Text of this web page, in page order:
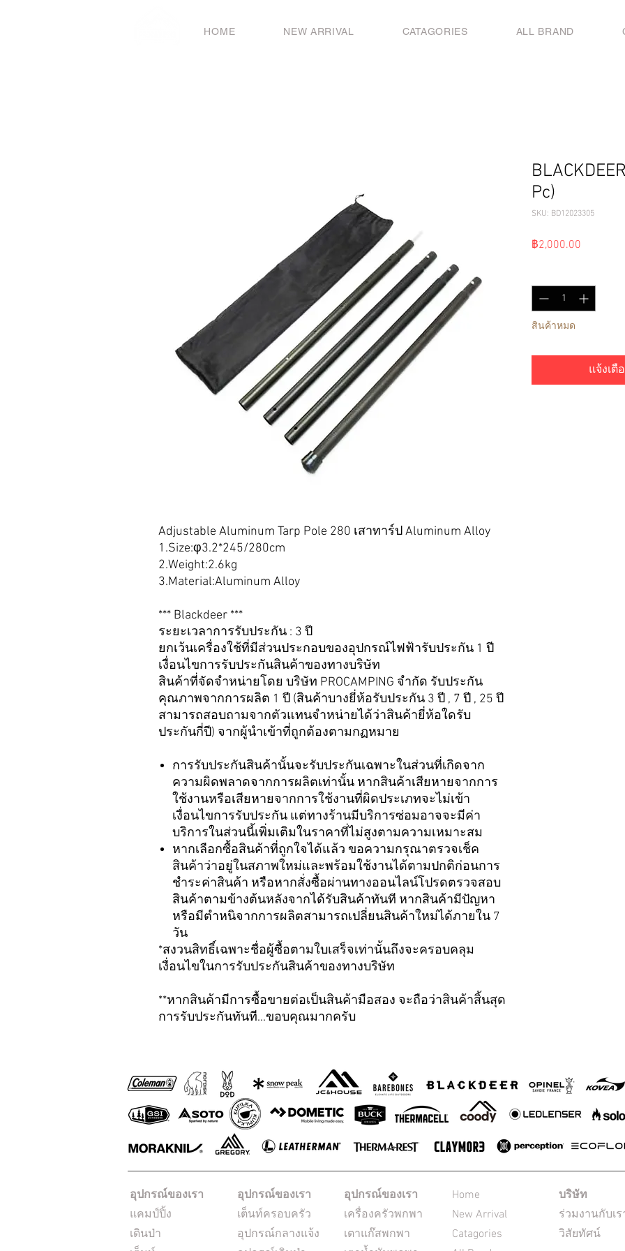
HOME NEW ARRIVAL CATAGORIES ALL BRAND
Adjustable Aluminum Tarp Pole 280 เสาทาร์ป Aluminum Alloy
1.Size:φ3.2*245/280cm
2.Weight:2.6kg
3.Material:Aluminum Alloy
*** Blackdeer ***
ระยะเวลาการรับประกัน : 3 ปี
ยกเว้นเครื่องใช้ที่มีส่วนประกอบของอุปกรณ์ไฟฟ้ารับประกัน 1 ปี
เงื่อนไขการรับประกันสินค้าของทางบริษัท
สินค้าที่จัดจำหน่ายโดย บริษัท PROCAMPING จำกัด รับประกัน
คุณภาพจากการผลิต 1 ปี (สินค้าบางยี่ห้อรับประกัน 3 ปี , 7 ปี , 25 ปี
สามารถสอบถามจากตัวแทนจำหน่ายได้ว่าสินค้ายี่ห้อใดรับ
ประกันกี่ปี) จากผู้นำเข้าที่ถูกต้องตามกฏหมาย
การรับประกันสินค้านั้นจะรับประกันเฉพาะในส่วนที่เกิดจาก
ความผิดพลาดจากการผลิตเท่านั้น หากสินค้าเสียหายจากการ
ใช้งานหรือเสียหายจากการใช้งานที่ผิดประเภทจะไม่เข้า
เงื่อนไขการรับประกัน แต่ทางร้านมีบริการซ่อมอาจจะมีค่า
บริการในส่วนนี้เพิ่มเติมในราคาที่ไม่สูงตามความเหมาะสม
หากเลือกซื้อสินค้าที่ถูกใจได้แล้ว ขอความกรุณาตรวจเช็ค
สินค้าว่าอยู่ในสภาพใหม่และพร้อมใช้งานได้ตามปกติก่อนการ
ชำระค่าสินค้า หรือหากสั่งซื้อผ่านทางออนไลน์โปรดตรวจสอบ
สินค้าตามข้างต้นหลังจากได้รับสินค้าทันที หากสินค้ามีปัญหา
หรือมีตำหนิจากการผลิตสามารถเปลี่ยนสินค้าใหม่ได้ภายใน 7
วัน
*สงวนสิทธิ์เฉพาะชื่อผู้ซื้อตามใบเสร็จเท่านั้นถึงจะครอบคลุม
เงื่อนไขในการรับประกันสินค้าของทางบริษัท
**หากสินค้ามีการซื้อขายต่อเป็นสินค้ามือสอง จะถือว่าสินค้าสิ้นสุด
การรับประกันทันที...ขอบคุณมากครับ
Pc)
SKU: BD12023305
฿2,000.00
สินค้าหมด
แจ้งเตื
อุปกรณ์ของเรา
แคมป์ปิ้ง
เดินป่า
อุปกรณ์ของเรา
เต็นท์ครอบครัว
อุปกรณ์กลางแจ้ง
อุปกรณ์ของเรา
เครื่องครัวพกพา
เตาแก๊สพกพา
Home
New Arrival
Catagories
บริษัท
ร่วมงานกับเร
วิสัยทัศน์